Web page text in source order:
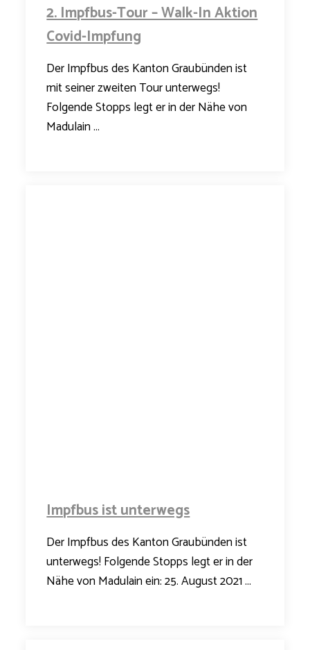
2. Impfbus-Tour – Walk-In Aktion
Covid-Impfung
Der Impfbus des Kanton Graubünden ist
mit seiner zweiten Tour unterwegs!
Folgende Stopps legt er in der Nähe von
Madulain ...
Impfbus ist unterwegs
Der Impfbus des Kanton Graubünden ist
unterwegs! Folgende Stopps legt er in der
Nähe von Madulain ein: 25. August 2021 ...